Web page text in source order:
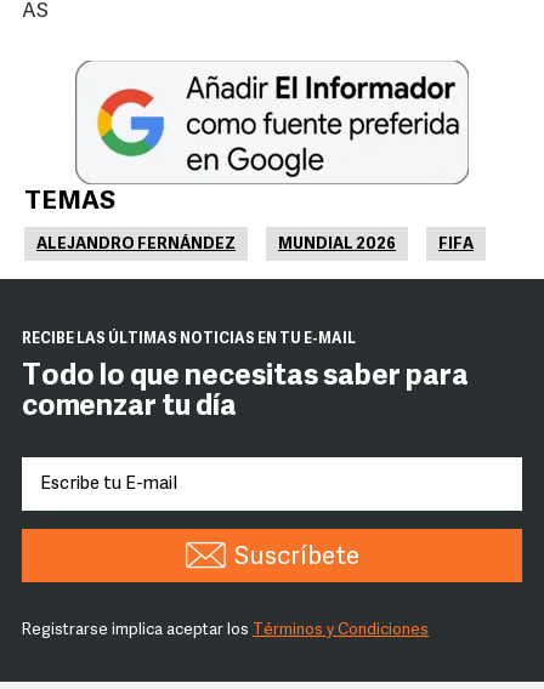
AS
TEMAS
ALEJANDRO FERNÁNDEZ MUNDIAL 2026 FIFA
RECIBE LAS ÚLTIMAS NOTICIAS EN TU E-MAIL
Todo lo que necesitas saber para
comenzar tu día
Suscríbete
Registrarse implica aceptar los Términos y Condiciones